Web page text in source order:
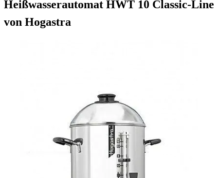
Heißwasserautomat HWT 10 Classic-Line
von Hogastra